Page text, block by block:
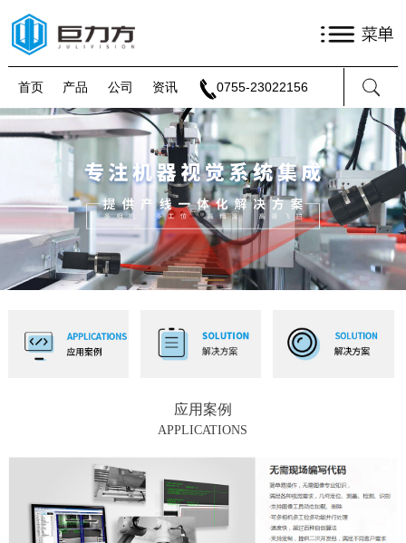
首页 产品 公司 资讯 0755-23022156
应用案例
APPLICATIONS